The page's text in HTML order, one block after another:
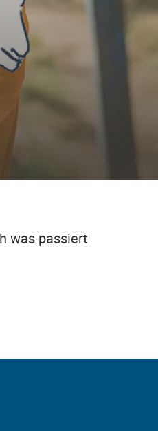
was passiert